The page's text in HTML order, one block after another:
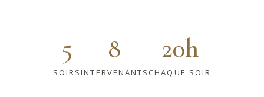
5
SOIRS
8
INTERVENANTS
20h
CHAQUE SOIR